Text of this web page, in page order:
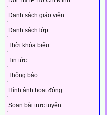
Danh sách giáo viên
Danh sách lớp
Thời khóa biểu
Tin tức
Thông báo
Hình ảnh hoạt động
Soạn bài trực tuyến